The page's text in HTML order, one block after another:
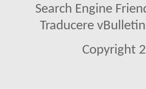
Search Engine
Traducere
Copyright